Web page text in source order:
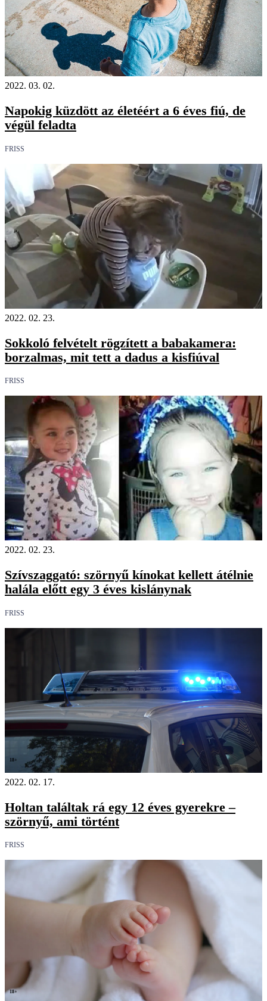
2022. 03. 02.
Napokig küzdött az életéért a 6 éves fiú, de
végül feladta
FRISS
2022. 02. 23.
Sokkoló felvételt rögzített a babakamera:
borzalmas, mit tett a dadus a kisfiúval
FRISS
18+
2022. 02. 23.
Szívszaggató: szörnyű kínokat kellett átélnie
halála előtt egy 3 éves kislánynak
FRISS
18+
2022. 02. 17.
Holtan találtak rá egy 12 éves gyerekre –
szörnyű, ami történt
FRISS
18+